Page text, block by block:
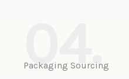
04.
Packaging Sourcing